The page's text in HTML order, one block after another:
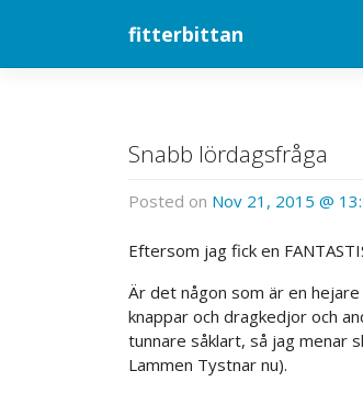
fitterbittan
Snabb lördagsfråga
Posted on Nov 21, 2015 @
Eftersom jag fick en
Är det någon som är en
knappar och dragkedjor och
tunnare såklart, så jag menar
Lammen Tystnar nu).